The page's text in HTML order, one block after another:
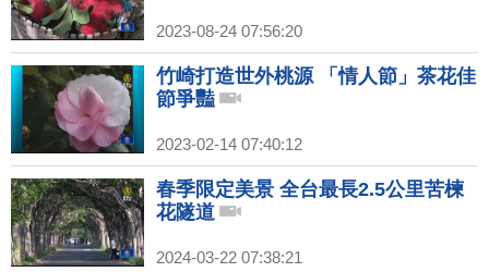
2023-08-24 07:56:20
竹崎打造世外桃源 「情人節」茶花佳
節爭豔
2023-02-14 07:40:12
春季限定美景 全台最長2.5公里苦楝
花隧道
2024-03-22 07:38:21